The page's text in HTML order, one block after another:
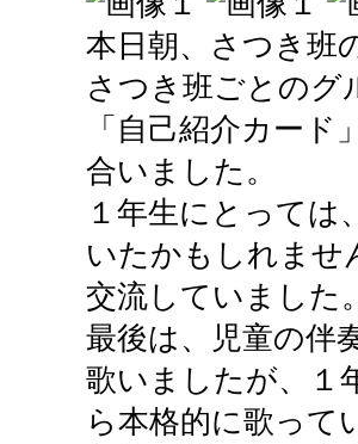
本日朝、さつき班
さつき班ごとのグ
「自己紹介カー
合いました。
１年生にとっては
いたかもしれませ
交流していました
最後は、児童の伴
歌いましたが、１
ら本格的に歌って